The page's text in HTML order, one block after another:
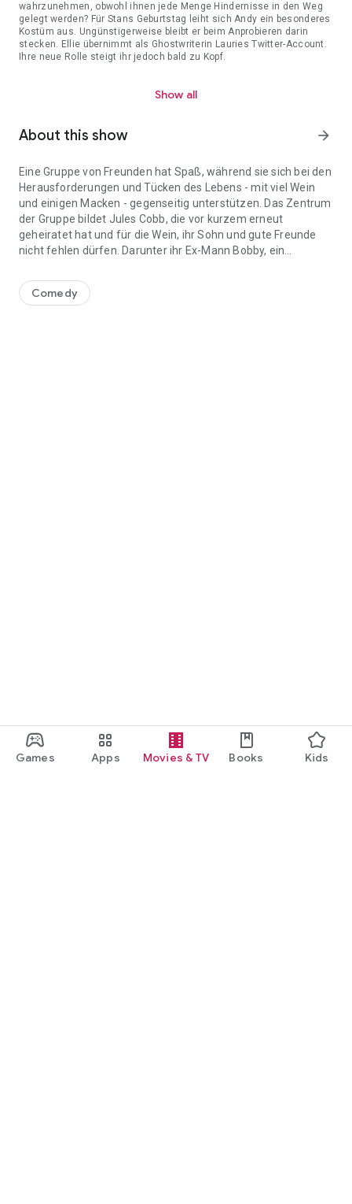
Games Apps Movies & TV Books Kids
wahrzunehmen, obwohl ihnen jede Menge Hindernisse in den Weg
gelegt werden? Für Stans Geburtstag leiht sich Andy ein besonderes
Kostüm aus. Ungünstigerweise bleibt er beim Anprobieren darin
stecken. Ellie übernimmt als Ghostwriterin Lauries Twitter-Account.
Ihre neue Rolle steigt ihr jedoch bald zu Kopf.
Show all
About this show arrow_forward
Eine Gruppe von Freunden hat Spaß, während sie sich bei den
Herausforderungen und Tücken des Lebens - mit viel Wein
und einigen Macken - gegenseitig unterstützen. Das Zentrum
der Gruppe bildet Jules Cobb, die vor kurzem erneut
geheiratet hat und für die Wein, ihr Sohn und gute Freunde
nicht fehlen dürfen. Darunter ihr Ex-Mann Bobby, ein
liebenswürdiger, durchschnittlicher Mann Andy und Grayson,
ehemals Nachbar, jetziger Ehemann. Sowie ihr Schützling
Comedy